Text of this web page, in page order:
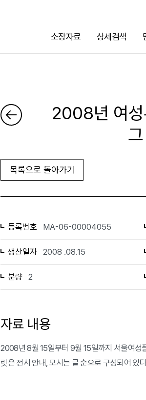
소장자료 상세검색 검
2008년 여성
목록으로 돌아가기
등록번호 MA-06-00004055
생산일자 2008 .08.15
분량 2
자료 내용
2008년 8월 15일부터 9월 15일까지 서울여성
릿은 전시 안내, 모시는 글 순으로 구성되어 있